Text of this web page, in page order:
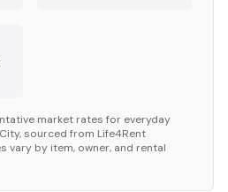
market rates for everyday
, sourced from Life4Rent
vary by item, owner, and rental